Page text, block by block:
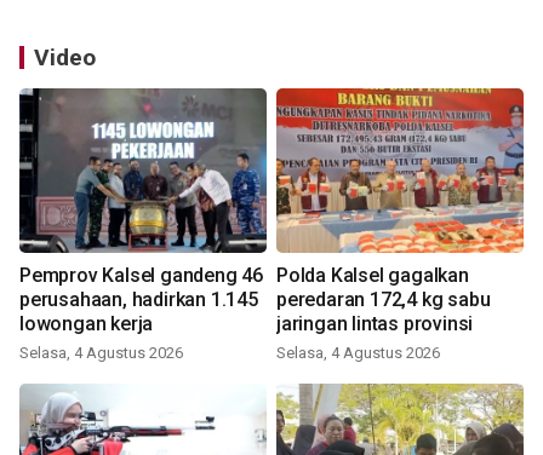
Video
Pemprov Kalsel gandeng 46
perusahaan, hadirkan 1.145
lowongan kerja
Selasa, 4 Agustus 2026
Polda Kalsel gagalkan
peredaran 172,4 kg sabu
jaringan lintas provinsi
Selasa, 4 Agustus 2026